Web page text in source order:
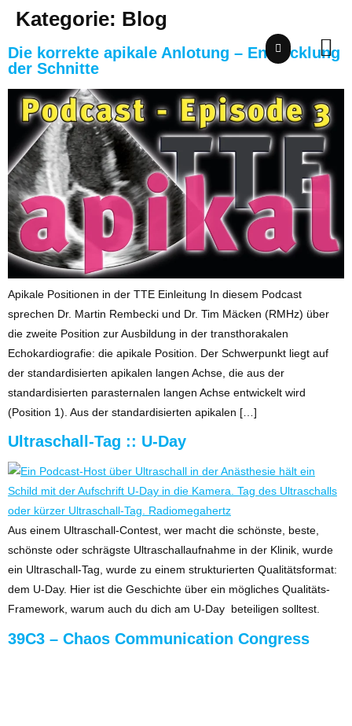
springen
Kategorie: Blog
Die korrekte apikale Anlotung – Entwicklung
der Schnitte
Apikale Positionen in der TTE Einleitung In diesem Podcast
sprechen Dr. Martin Rembecki und Dr. Tim Mäcken (RMHz) über
die zweite Position zur Ausbildung in der transthorakalen
Echokardiografie: die apikale Position. Der Schwerpunkt liegt auf
der standardisierten apikalen langen Achse, die aus der
standardisierten parasternalen langen Achse entwickelt wird
(Position 1). Aus der standardisierten apikalen […]
Ultraschall-Tag :: U-Day
Aus einem Ultraschall-Contest, wer macht die schönste, beste,
schönste oder schrägste Ultraschallaufnahme in der Klinik, wurde
ein Ultraschall-Tag, wurde zu einem strukturierten Qualitätsformat:
dem U-Day. Hier ist die Geschichte über ein mögliches Qualitäts-
Framework, warum auch du dich am U-Day beteiligen solltest.
39C3 – Chaos Communication Congress